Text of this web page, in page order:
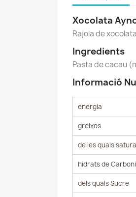
Xocolata
Rajola de
Ingredients
Pasta de cacau
Informació
energia
greixos
de les quals
hidrats de Carboni
dels quals Sucre